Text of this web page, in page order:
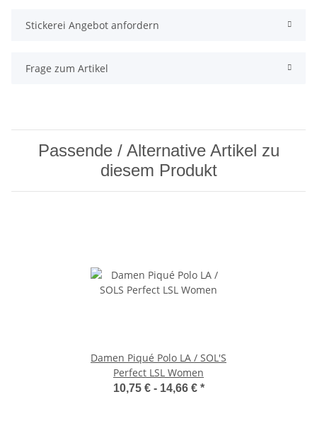
Stickerei Angebot anfordern
Frage zum Artikel
Passende / Alternative Artikel zu
diesem Produkt
Damen Piqué Polo LA / SOL'S
Perfect LSL Women
10,75 € - 14,66 € *